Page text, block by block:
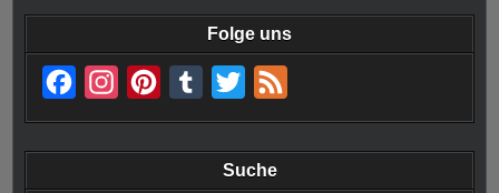
Folge uns
c
s
n
m
i
t
e
Suche